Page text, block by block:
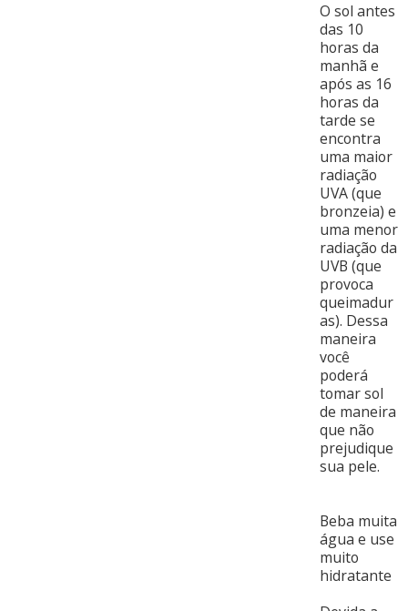
O sol antes
das 10
horas da
manhã e
após as 16
horas da
tarde se
encontra
uma maior
radiação
UVA (que
bronzeia) e
uma menor
radiação da
UVB (que
provoca
queimadur
as). Dessa
maneira
você
poderá
tomar sol
de maneira
que não
prejudique
sua pele.
Beba muita
água e use
muito
hidratante